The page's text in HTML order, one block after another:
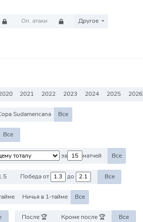
Оп. атаки Другое
2021 2022 2023 2024 2025 2026
Sudamericana Все
Все
за матчей Все
Победа от до Все
Ничья в 1-тайме Все
После 🏆 Кроме после 🏆 Все